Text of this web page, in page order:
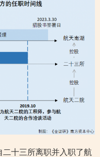
十三所离职并入职了航